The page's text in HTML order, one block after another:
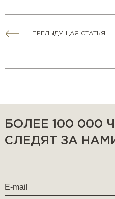
ПРЕДЫДУЩАЯ СТАТЬЯ
БОЛЕЕ 100 000
СЛЕДЯТ ЗА